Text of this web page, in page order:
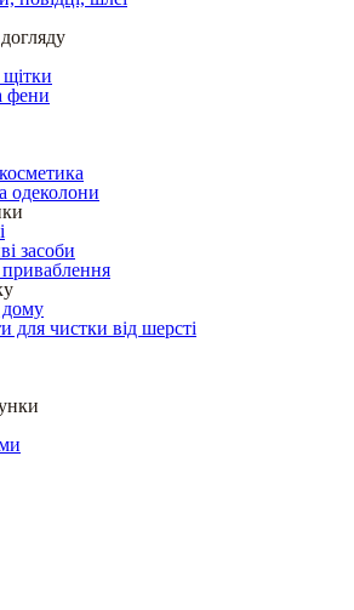
щітки
фени
одеколони
засоби
дому
для чистки від шерсті